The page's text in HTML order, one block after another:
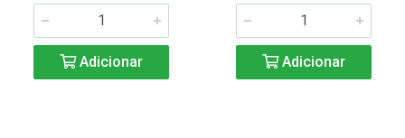
Adicionar Adicionar